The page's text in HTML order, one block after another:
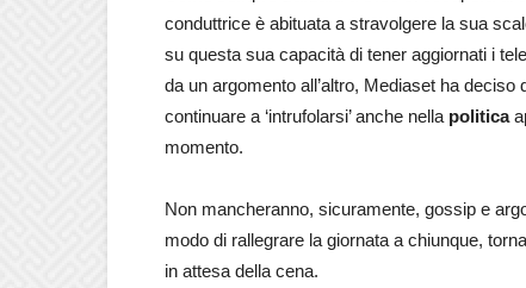
conduttrice è abituata a stravolgere la sua
su questa sua capacità di tener aggiornati i
da un argomento all’altro, Mediaset ha
continuare a ‘intrufolarsi’ anche nella politica
momento.
Non mancheranno, sicuramente, gossip e
modo di rallegrare la giornata a chiunque,
in attesa della cena.